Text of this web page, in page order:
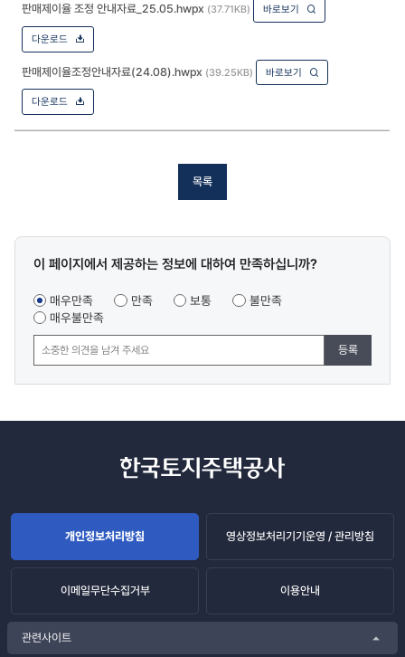
판매제이율 조정 안내자료_25.05.hwpx (37.71KB) 바로보기
다운로드
판매제이율조정안내자료(24.08).hwpx (39.25KB) 바로보기
다운로드
목록
콘텐츠
조사
이 페이지에서 제공하는 정보에 대하여 만족하십니까?
매우만족 만족 보통
불만족
매우불만족
등록
개인정보처리방침 영상정보처리기기운영 / 관리방침
이메일무단수집거부 이용안내
관련사이트